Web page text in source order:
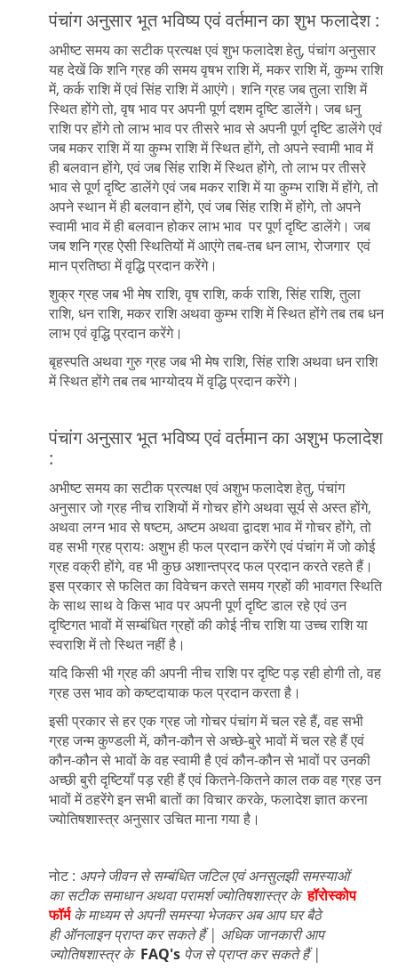
पंचांग अनुसार भूत भविष्य एवं वर्तमान का शुभ फलादेश :
अभीष्ट समय का सटीक प्रत्यक्ष एवं शुभ फलादेश हेतु, पंचांग अनुसार
यह देखें कि शनि ग्रह की समय वृषभ राशि में, मकर राशि में, कुम्भ राशि
में, कर्क राशि में एवं सिंह राशि में आएंगे। शनि ग्रह जब तुला राशि में
स्थित होंगे तो, वृष भाव पर अपनी पूर्ण दशम दृष्टि डालेंगे। जब धनु
राशि पर होंगे तो लाभ भाव पर तीसरे भाव से अपनी पूर्ण दृष्टि डालेंगे एवं
जब मकर राशि में या कुम्भ राशि में स्थित होंगे, तो अपने स्वामी भाव में
ही बलवान होंगे, एवं जब सिंह राशि में स्थित होंगे, तो लाभ पर तीसरे
भाव से पूर्ण दृष्टि डालेंगे एवं जब मकर राशि में या कुम्भ राशि में होंगे, तो
अपने स्थान में ही बलवान होंगे, एवं जब सिंह राशि में होंगे, तो अपने
स्वामी भाव में ही बलवान होकर लाभ भाव पर पूर्ण दृष्टि डालेंगे। जब
जब शनि ग्रह ऐसी स्थितियों में आएंगे तब-तब धन लाभ, रोजगार एवं
मान प्रतिष्ठा में वृद्धि प्रदान करेंगे।
शुक्र ग्रह जब भी मेष राशि, वृष राशि, कर्क राशि, सिंह राशि, तुला
राशि, धन राशि, मकर राशि अथवा कुम्भ राशि में स्थित होंगे तब तब धन
लाभ एवं वृद्धि प्रदान करेंगे।
बृहस्पति अथवा गुरु ग्रह जब भी मेष राशि, सिंह राशि अथवा धन राशि
में स्थित होंगे तब तब भाग्योदय में वृद्धि प्रदान करेंगे।
पंचांग अनुसार भूत भविष्य एवं वर्तमान का अशुभ फलादेश
:
अभीष्ट समय का सटीक प्रत्यक्ष एवं अशुभ फलादेश हेतु, पंचांग
अनुसार जो ग्रह नीच राशियों में गोचर होंगे अथवा सूर्य से अस्त होंगे,
अथवा लग्न भाव से षष्टम, अष्टम अथवा द्वादश भाव में गोचर होंगे, तो
वह सभी ग्रह प्रायः अशुभ ही फल प्रदान करेंगे एवं पंचांग में जो कोई
ग्रह वक्री होंगे, वह भी कुछ अशान्तप्रद फल प्रदान करते रहते हैं।
इस प्रकार से फलित का विवेचन करते समय ग्रहों की भावगत स्थिति
के साथ साथ वे किस भाव पर अपनी पूर्ण दृष्टि डाल रहे एवं उन
दृष्टिगत भावों में सम्बंधित ग्रहों की कोई नीच राशि या उच्च राशि या
स्वराशि में तो स्थित नहीं है।
यदि किसी भी ग्रह की अपनी नीच राशि पर दृष्टि पड़ रही होगी तो, वह
ग्रह उस भाव को कष्टदायाक फल प्रदान करता है।
इसी प्रकार से हर एक ग्रह जो गोचर पंचांग में चल रहे हैं, वह सभी
ग्रह जन्म कुण्डली में, कौन-कौन से अच्छे-बुरे भावों में चल रहे हैं एवं
कौन-कौन से भावों के वह स्वामी है एवं कौन-कौन से भावों पर उनकी
अच्छी बुरी दृष्टियाँ पड़ रही हैं एवं कितने-कितने काल तक वह ग्रह उन
भावों में ठहरेंगे इन सभी बातों का विचार करके, फलादेश ज्ञात करना
ज्योतिषशास्त्र अनुसार उचित माना गया है।
नोट : अपने जीवन से सम्बंधित जटिल एवं अनसुलझी समस्याओं
का सटीक समाधान अथवा परामर्श ज्योतिषशास्त्र केहॉरोस्कोप
फॉर्म के माध्यम से अपनी समस्या भेजकर अब आप घर बैठे
ही ऑनलाइन प्राप्त कर सकते हैं | अधिक जानकारी आप
ज्योतिषशास्त्र के FAQ's पेज से प्राप्त कर सकते हैं |